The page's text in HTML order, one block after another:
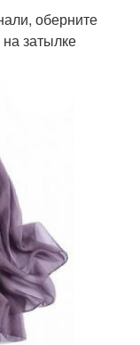
оберните
затылке